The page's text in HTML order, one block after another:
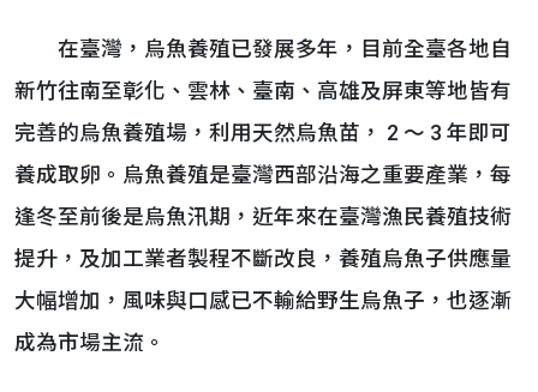
在臺灣，烏魚養殖已發展多年，目前全臺各地自
新竹往南至彰化、雲林、臺南、高雄及屏東等地皆有
完善的烏魚養殖場，利用天然烏魚苗， 2 ～ 3 年即可
養成取卵。烏魚養殖是臺灣西部沿海之重要產業，每
逢冬至前後是烏魚汛期，近年來在臺灣漁民養殖技術
提升，及加工業者製程不斷改良，養殖烏魚子供應量
大幅增加，風味與口感已不輸給野生烏魚子，也逐漸
成為市場主流。